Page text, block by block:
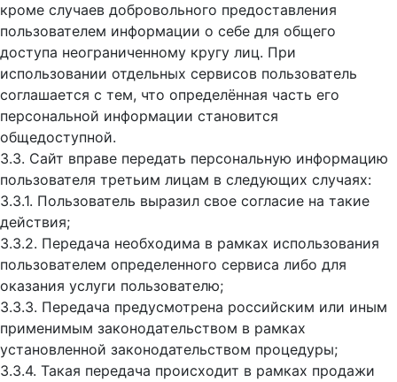
кроме случаев добровольного предоставления
пользователем информации о себе для общего
доступа неограниченному кругу лиц. При
использовании отдельных сервисов пользователь
соглашается с тем, что определённая часть его
персональной информации становится
общедоступной.
3.3. Сайт вправе передать персональную информацию
пользователя третьим лицам в следующих случаях:
3.3.1. Пользователь выразил свое согласие на такие
действия;
3.3.2. Передача необходима в рамках использования
пользователем определенного сервиса либо для
оказания услуги пользователю;
3.3.3. Передача предусмотрена российским или иным
применимым законодательством в рамках
установленной законодательством процедуры;
3.3.4. Такая передача происходит в рамках продажи